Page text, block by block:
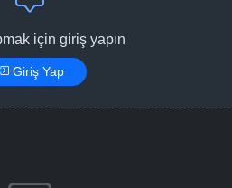
için giriş yapın
Giriş Yap